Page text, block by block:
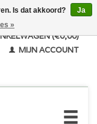
(€0,00)
MIJN ACCOUNT
Is dat akkoord?
Ja
»